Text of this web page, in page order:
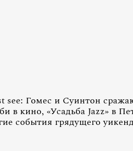
see: Гомес и Суинтон
в кино, «Усадьба Jazz» в
события грядущего